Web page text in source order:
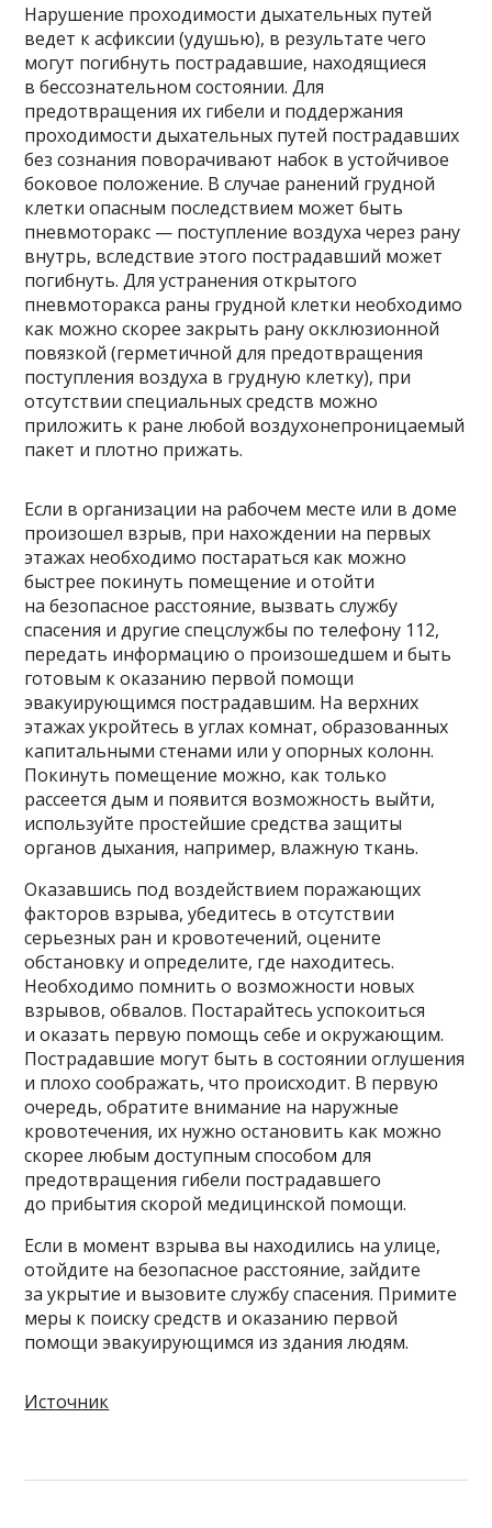
Нарушение проходимости дыхательных путей
ведет к асфиксии (удушью), в результате чего
могут погибнуть пострадавшие, находящиеся
в бессознательном состоянии. Для
предотвращения их гибели и поддержания
проходимости дыхательных путей пострадавших
без сознания поворачивают набок в устойчивое
боковое положение. В случае ранений грудной
клетки опасным последствием может быть
пневмоторакс — поступление воздуха через рану
внутрь, вследствие этого пострадавший может
погибнуть. Для устранения открытого
пневмоторакса раны грудной клетки необходимо
как можно скорее закрыть рану окклюзионной
повязкой (герметичной для предотвращения
поступления воздуха в грудную клетку), при
отсутствии специальных средств можно
приложить к ране любой воздухонепроницаемый
пакет и плотно прижать.
Если в организации на рабочем месте или в доме
произошел взрыв, при нахождении на первых
этажах необходимо постараться как можно
быстрее покинуть помещение и отойти
на безопасное расстояние, вызвать службу
спасения и другие спецслужбы по телефону 112,
передать информацию о произошедшем и быть
готовым к оказанию первой помощи
эвакуирующимся пострадавшим. На верхних
этажах укройтесь в углах комнат, образованных
капитальными стенами или у опорных колонн.
Покинуть помещение можно, как только
рассеется дым и появится возможность выйти,
используйте простейшие средства защиты
органов дыхания, например, влажную ткань.
Оказавшись под воздействием поражающих
факторов взрыва, убедитесь в отсутствии
серьезных ран и кровотечений, оцените
обстановку и определите, где находитесь.
Необходимо помнить о возможности новых
взрывов, обвалов. Постарайтесь успокоиться
и оказать первую помощь себе и окружающим.
Пострадавшие могут быть в состоянии оглушения
и плохо соображать, что происходит. В первую
очередь, обратите внимание на наружные
кровотечения, их нужно остановить как можно
скорее любым доступным способом для
предотвращения гибели пострадавшего
до прибытия скорой медицинской помощи.
Если в момент взрыва вы находились на улице,
отойдите на безопасное расстояние, зайдите
за укрытие и вызовите службу спасения. Примите
меры к поиску средств и оказанию первой
помощи эвакуирующимся из здания людям.
Источник